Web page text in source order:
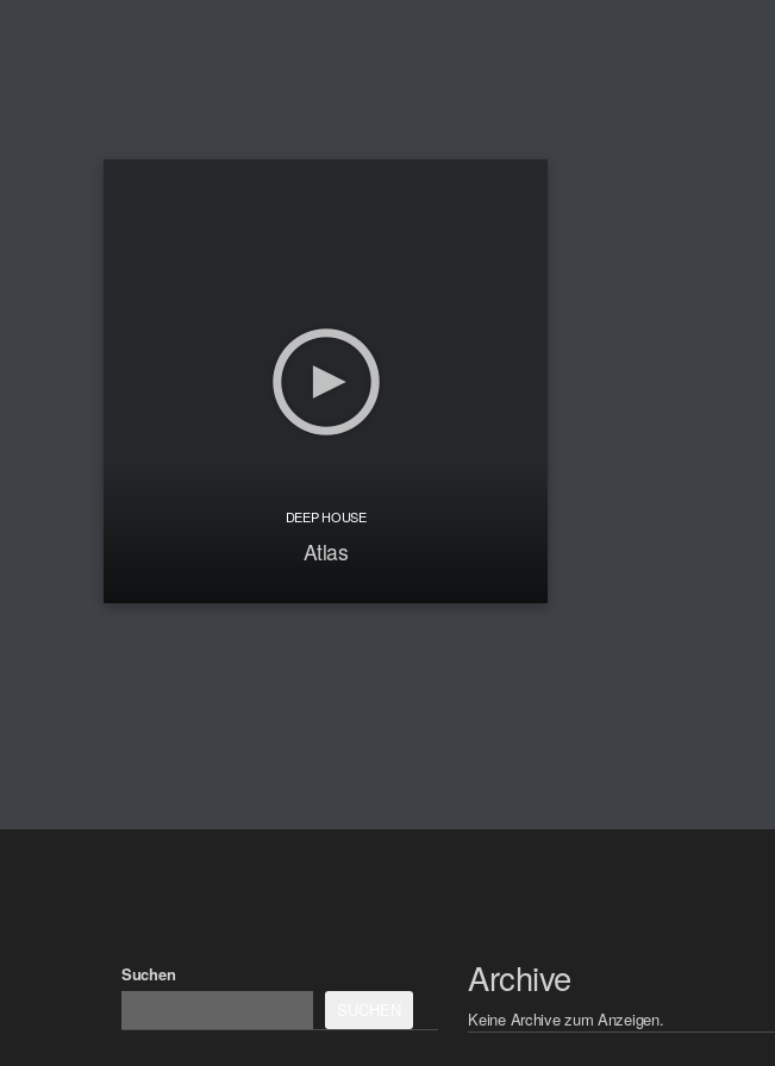
DEEP HOUSE
Atlas
Suchen
Archive
Keine Archive zum Anzeigen.